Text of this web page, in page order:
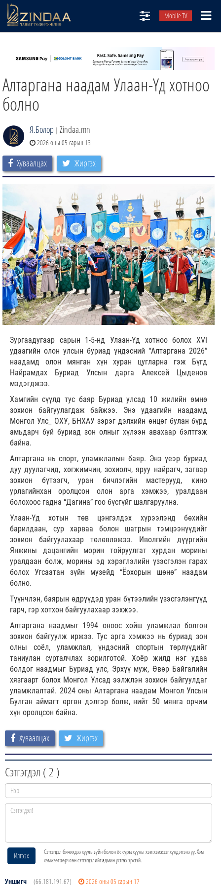
Mobile TV
ТВ8
ӨГЛӨӨНИЙ СОНИН
АУДИО ЗОХИОЛ
Алтаргана наадам Улаан-Үд хотноо
болно
Я.Болор | Zindaa.mn
2026 оны 05 сарын 13
Хуваалцах Жиргэх
Зургаадугаар сарын 1-5-нд Улаан-Үд хотноо болох XVI
удаагийн олон улсын буриад үндэсний “Алтаргана 2026”
наадамд олон мянган хүн хуран цугларна гэж Бүгд
Найрамдах Буриад Улсын дарга Алексей Цыденов
мэдэгджээ.
Хамгийн сүүлд тус баяр Буриад улсад 10 жилийн өмнө
зохион байгуулагдаж байжээ. Энэ удаагийн наадамд
Монгол Улс_ ОХУ, БНХАУ зэрэг дэлхийн өнцөг булан бүрд
амьдарч буй буриад зон олныг хүлээн авахаар бэлтгэж
байна.
Алтаргана нь спорт, уламжлалын баяр. Энэ үеэр буриад
дуу дуулагчид, хөгжимчин, зохиолч, яруу найрагч, загвар
зохион бүтээгч, уран бичлэгийн мастерууд, кино
урлагийнхан оролцсон олон арга хэмжээ, уралдаан
болохоос гадна “Дагина” гоо бүсгүйг шалгаруулна.
Улаан-Үд хотын төв цэнгэлдэх хүрээлэнд бөхийн
барилдаан, сур харваа болон шатрын тэмцээнүүдийг
зохион байгуулахаар төлөвлөжээ. Иволгийн дүүргийн
Янжины дацангийн морин тойруулгат хурдан морины
уралдаан болж, морины эд хэрэглэлийн үзэсгэлэн гарах
болох Угсаатан зүйн музейд “Ёохорын шөнө” наадам
болно.
Түүнчлэн, баярын өдрүүдэд уран бүтээлийн үзэсгэлэнгүүд
гарч, гэр хотхон байгуулахаар зэхжээ.
Алтаргана наадмыг 1994 оноос хойш уламжлал болгон
зохион байгуулж иржээ. Тус арга хэмжээ нь буриад зон
олны соёл, уламжлал, үндэсний спортын төрлүүдийг
таниулан сурталчлах зорилготой. Хоёр жилд нэг удаа
болдог наадмыг Буриад улс, Эрхүү муж, Өвөр Байгалийн
хязгаарт болох Монгол Улсад ээлжлэн зохион байгуулдаг
уламжлалтай. 2024 оны Алтаргана наадам Монгол Улсын
Булган аймагт өргөн дэлгэр болж, нийт 50 мянга орчим
хүн оролцсон байна.
Хуваалцах Жиргэх
Сэтгэгдэл (2 )
Илгээх
Сэтгэгдэл бичихдээ хууль зүйн болон ёс суртахууны хэм хэмжээг хүндэтгэнэ үү. Хэм
хэмжээг зөрчсөн сэтгэгдэлийг админ устгах эрхтэй.
Уншигч (66.181.191.67) 2026 оны 05 сарын 17